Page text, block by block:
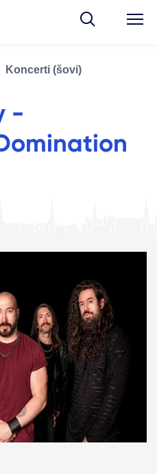
Koncerti (šovi)
-